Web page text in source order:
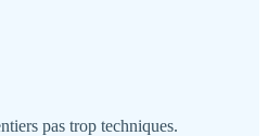
pas trop techniques.